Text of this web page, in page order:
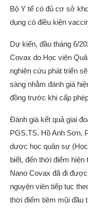
Bộ Y tế có đủ cơ sở
dụng có điều kiện
Dự kiến, đầu tháng 6/
Covax do Học viện
nghiên cứu phát triển
sàng nhằm đánh giá
đồng trước khi cấp
Đánh giá kết quả giai
PGS.TS. Hồ Anh Sơn,
dược học quân sự
biết, đến thời điểm
Nano Covax đã đi
nguyện viên tiếp tục
thời điểm tiêm mũi đầu